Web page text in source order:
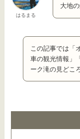
はるまる
大地の
この記事では「
車の観光情報」
ーク滝の見どこ